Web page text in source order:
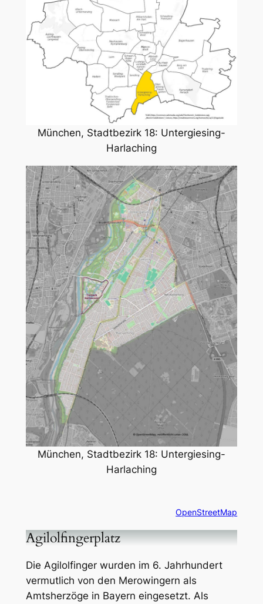
München, Stadtbezirk 18: Untergiesing-
Harlaching
München, Stadtbezirk 18: Untergiesing-
Harlaching
OpenStreetMap
Agilolfingerplatz
Die Agilolfinger wurden im 6. Jahrhundert
vermutlich von den Merowingern als
Amtsherzöge in Bayern eingesetzt. Als